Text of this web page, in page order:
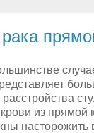
из пря­мой
насторожить